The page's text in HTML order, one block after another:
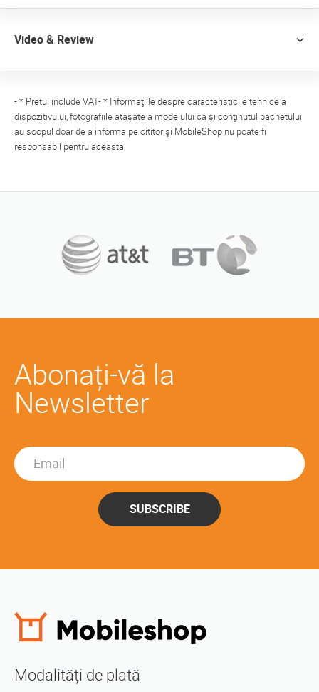
Video & Review
- * Prețul include VAT- * Informaţiile despre caracteristicile tehnice a
dispozitivului, fotografiile ataşate a modelului ca şi conţinutul pachetului
au scopul doar de a informa pe cititor şi MobileShop nu poate fi
responsabil pentru aceasta.
Abonați-vă la
Newsletter
SUBSCRIBE
Modalități de plată